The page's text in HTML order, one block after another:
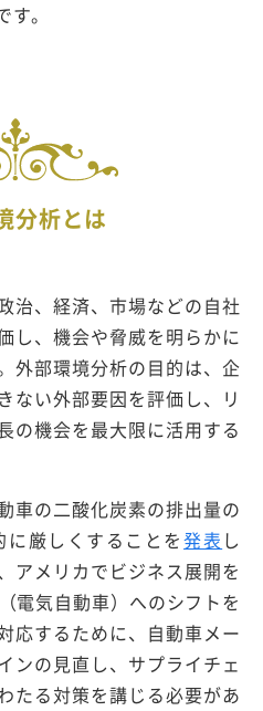
。
分析とは
治、経済、市場などの自社
し、機会や脅威を明らかに
外部環境分析の目的は、企
ない外部要因を評価し、リ
の機会を最大限に活用する
車の二酸化炭素の排出量の
厳しくすることを発表 し
アメリカでビジネス展開を
電気自動車）へのシフトを
応するために、自動車メー
ンの見直し、サプライチェ
たる対策を講じる必要があ